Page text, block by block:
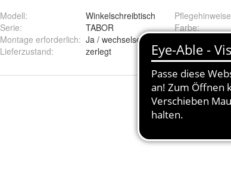
Modell:
Winkelschreibtisch
Serie:
TABOR
Montage erforderlich: Ja / wechselseitig montierbar
Lieferzustand: zerlegt
Pflegehinweise
Farbe: